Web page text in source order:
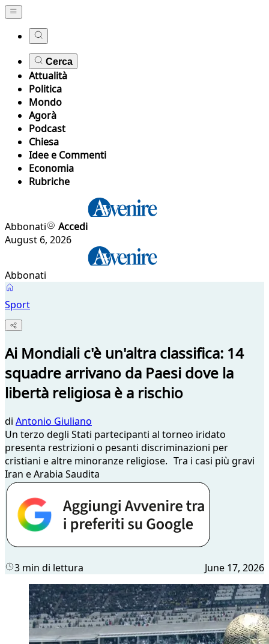
Cerca
Attualità
Politica
Mondo
Agorà
Podcast
Chiesa
Idee e Commenti
Economia
Rubriche
Abbonati
Accedi
August 6, 2026
Abbonati
Sport
Ai Mondiali c'è un'altra classifica: 14
squadre arrivano da Paesi dove la
libertà religiosa è a rischio
di Antonio Giuliano
Un terzo degli Stati partecipanti al torneo iridato
presenta restrizioni o pesanti discriminazioni per
cristiani e altre minoranze religiose. Tra i casi più gravi
Iran e Arabia Saudita
3 min di lettura June 17, 2026